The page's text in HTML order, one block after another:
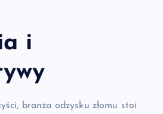
i
branża odzysku złomu stoi